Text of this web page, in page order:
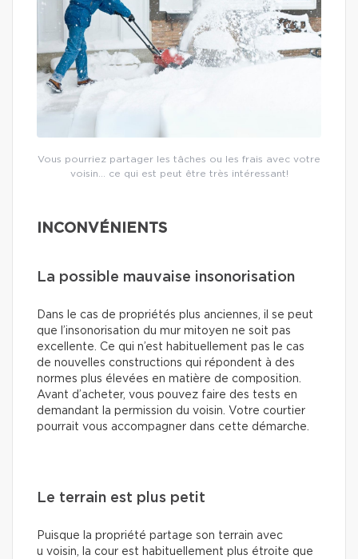
Vous pourriez partager les tâches ou les frais avec votre
voisin… ce qui est peut être très intéressant!
INCONVÉNIENTS
La possible mauvaise insonorisation
Dans le cas de propriétés plus anciennes, il se peut
que l’insonorisation du mur mitoyen ne soit pas
excellente. Ce qui n’est habituellement pas le cas
de nouvelles constructions qui répondent à des
normes plus élevées en matière de composition.
Avant d’acheter, vous pouvez faire des tests en
demandant la permission du voisin. Votre courtier
pourrait vous accompagner dans cette démarche.
Le terrain est plus petit
Puisque la propriété partage son terrain avec
u voisin, la cour est habituellement plus étroite que